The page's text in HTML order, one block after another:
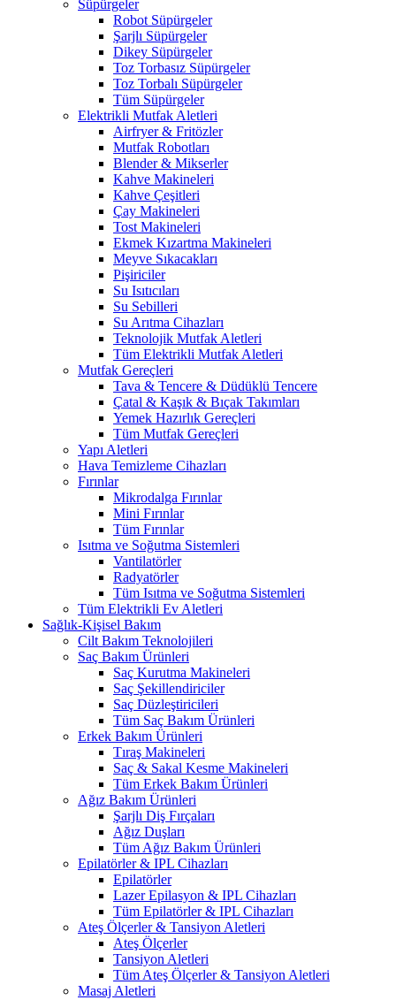
Süpürgeler
Robot Süpürgeler
Şarjlı Süpürgeler
Dikey Süpürgeler
Toz Torbasız Süpürgeler
Toz Torbalı Süpürgeler
Tüm Süpürgeler
Elektrikli Mutfak Aletleri
Airfryer & Fritözler
Mutfak Robotları
Blender & Mikserler
Kahve Makineleri
Kahve Çeşitleri
Çay Makineleri
Tost Makineleri
Ekmek Kızartma Makineleri
Meyve Sıkacakları
Pişiriciler
Su Isıtıcıları
Su Sebilleri
Su Arıtma Cihazları
Teknolojik Mutfak Aletleri
Tüm Elektrikli Mutfak Aletleri
Mutfak Gereçleri
Tava & Tencere & Düdüklü Tencere
Çatal & Kaşık & Bıçak Takımları
Yemek Hazırlık Gereçleri
Tüm Mutfak Gereçleri
Yapı Aletleri
Hava Temizleme Cihazları
Fırınlar
Mikrodalga Fırınlar
Mini Fırınlar
Tüm Fırınlar
Isıtma ve Soğutma Sistemleri
Vantilatörler
Radyatörler
Tüm Isıtma ve Soğutma Sistemleri
Tüm Elektrikli Ev Aletleri
Sağlık-Kişisel Bakım
Cilt Bakım Teknolojileri
Saç Bakım Ürünleri
Saç Kurutma Makineleri
Saç Şekillendiriciler
Saç Düzleştiricileri
Tüm Saç Bakım Ürünleri
Erkek Bakım Ürünleri
Tıraş Makineleri
Saç & Sakal Kesme Makineleri
Tüm Erkek Bakım Ürünleri
Ağız Bakım Ürünleri
Şarjlı Diş Fırçaları
Ağız Duşları
Tüm Ağız Bakım Ürünleri
Epilatörler & IPL Cihazları
Epilatörler
Lazer Epilasyon & IPL Cihazları
Tüm Epilatörler & IPL Cihazları
Ateş Ölçerler & Tansiyon Aletleri
Ateş Ölçerler
Tansiyon Aletleri
Tüm Ateş Ölçerler & Tansiyon Aletleri
Masaj Aletleri